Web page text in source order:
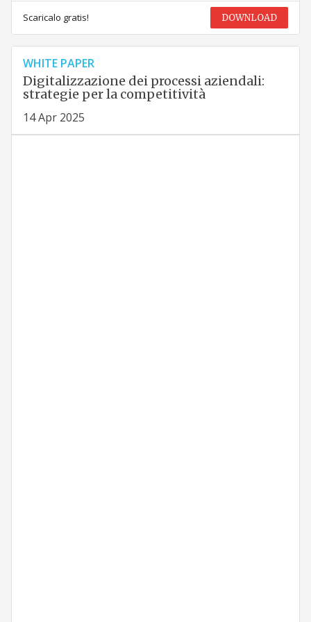
Scaricalo gratis! DOWNLOAD
WHITE PAPER
Digitalizzazione dei processi aziendali:
strategie per la competitività
14 Apr 2025